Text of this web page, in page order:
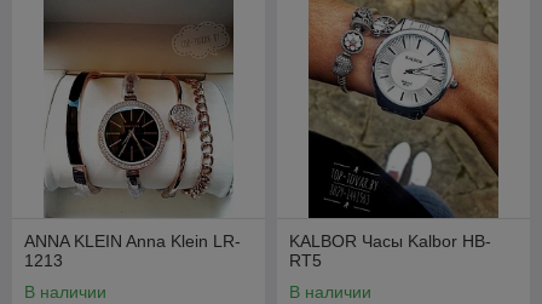
ANNA KLEIN Anna Klein LR-
1213
В наличии
KALBOR Часы Kalbor HB-
RT5
В наличии